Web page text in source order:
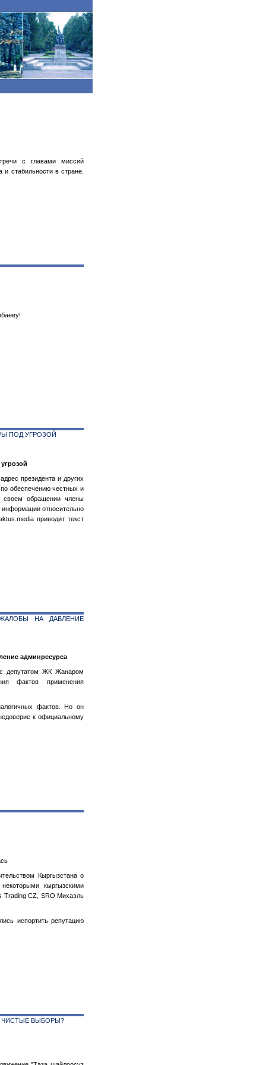
с главами миссий
стабильности в стране.
ПОД УГРОЗОЙ
президента и других
обеспечению честных и
своем обращении члены
относительно
приводит текст
НА ДАВЛЕНИЕ
админресурса
с депутатом ЖК Жанаром
фактов применения
фактов. Но он
к официальному
Кыргызстана о
кыргызскими
Trading CZ, SRO Михаэль
испортить репутацию
ЧИСТЫЕ ВЫБОРЫ?